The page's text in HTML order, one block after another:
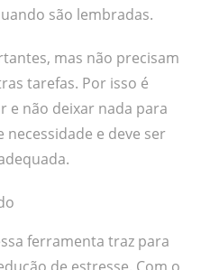
são lembradas.
mas não precisam
tarefas. Por isso é
não deixar nada para
e deve ser
ferramenta traz para